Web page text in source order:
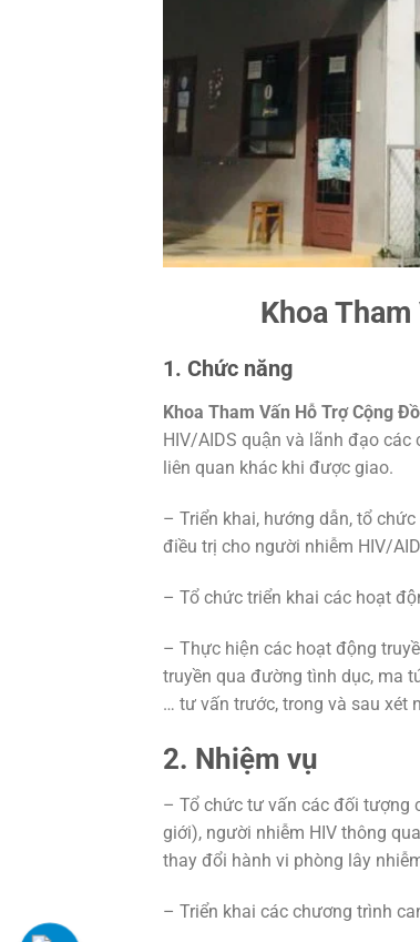
Khoa
1. Chức năng
Khoa Tham Vấn Hỗ Trợ Cộng
HIV/AIDS quận và lãnh đạo
liên quan khác khi được giao.
– Triển khai, hướng dẫn, tổ
điều trị cho người nhiễm HIV/
– Tổ chức triển khai các hoạt
– Thực hiện các hoạt động
truyền qua đường tình dục, ma
… tư vấn trước, trong và sau xét
2. Nhiệm vụ
– Tổ chức tư vấn các đối tượng
giới), người nhiễm HIV thông
thay đổi hành vi phòng lây
– Triển khai các chương trình